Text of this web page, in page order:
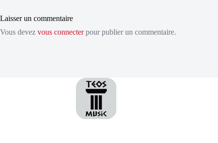
Laisser un commentaire
Vous devez vous connecterpour publier un commentaire.